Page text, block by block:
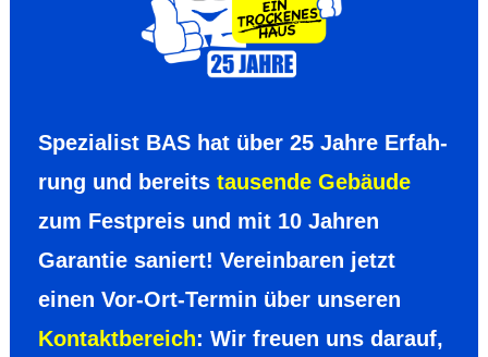
Spezia­list BAS hat über 25 Jahre Erfah­
rung und bereits tausende Gebäude
zum Fest­preis und mit 10 Jahren
Garantie saniert! Verein­baren jetzt
einen Vor-Ort-Termin über unseren
Kontakt­bereich: Wir freuen uns darauf,